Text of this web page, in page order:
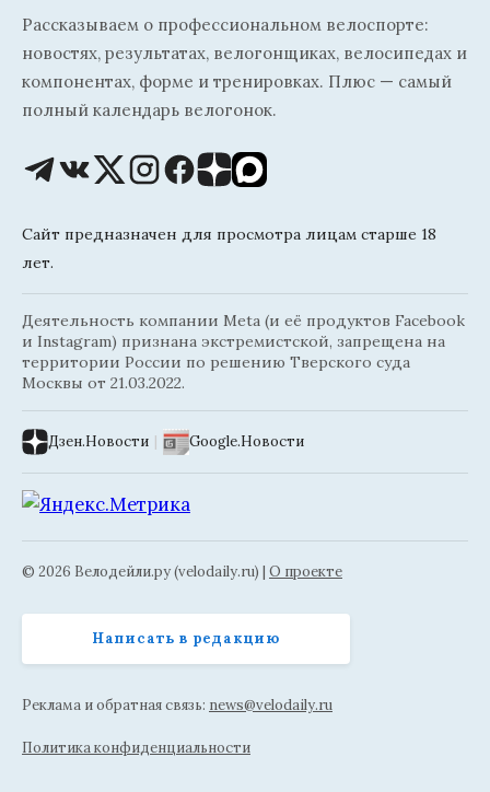
Рассказываем о профессиональном велоспорте:
новостях, результатах, велогонщиках, велосипедах и
компонентах, форме и тренировках. Плюс — самый
полный календарь велогонок.
Сайт предназначен для просмотра лицам старше 18
лет.
Деятельность компании Meta (и её продуктов Facebook
и Instagram) признана экстремистской, запрещена на
территории России по решению Тверского суда
Москвы от 21.03.2022.
Дзен.Новости | Google.Новости
© 2026 Велодейли.ру (velodaily.ru) | О проекте
Написать в редакцию
Реклама и обратная связь: news@velodaily.ru
Политика конфиденциальности